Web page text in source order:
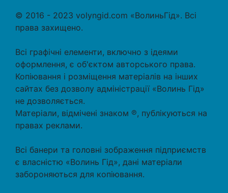
© 2016 - 2023 volyngid.com «ВолиньГід». Всі
права захищено.
Всі графічні елементи, включно з ідеями
оформлення, є об'єктом авторського права.
Копіювання і розміщення матеріалів на інших
сайтах без дозволу адміністрації «Волинь Гід»
не дозволяється.
Матеріали, відмічені знаком ℗, публікуються на
правах реклами.
Всі банери та головні зображення підприємств
є власністю «Волинь Гід», дані матеріали
забороняються для копіювання.